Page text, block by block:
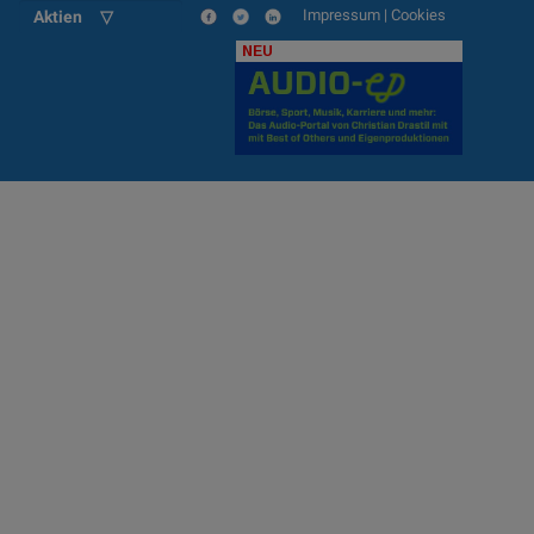
Aktien ▽ Impressum | Cookies
NEU